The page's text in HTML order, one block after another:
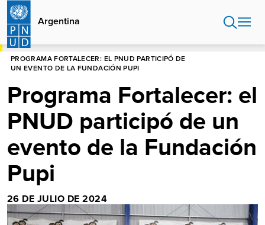
Pasar
contenido
principal
Argentina
HOME
PROGRAMA FORTALECER: EL PNUD PARTICIPÓ DE
UN EVENTO DE LA FUNDACIÓN PUPI
Programa Fortalecer: el
PNUD participó de un
evento de la Fundación
Pupi
26 DE JULIO DE 2024